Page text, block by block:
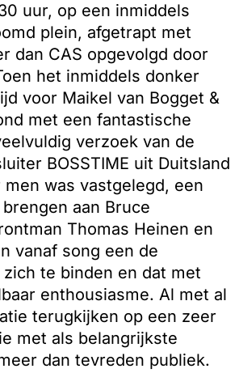
uur, op een inmiddels
plein, afgetrapt met
dan CAS opgevolgd door
het inmiddels donker
voor Maikel van Bogget &
met een fantastische
verzoek van de
BOSSTIME uit Duitsland
was vastgelegd, een
aan Bruce
Thomas Heinen en
vanaf song een de
te binden en dat met
enthousiasme. Al met al
terugkijken op een zeer
met als belangrijkste
dan tevreden publiek.